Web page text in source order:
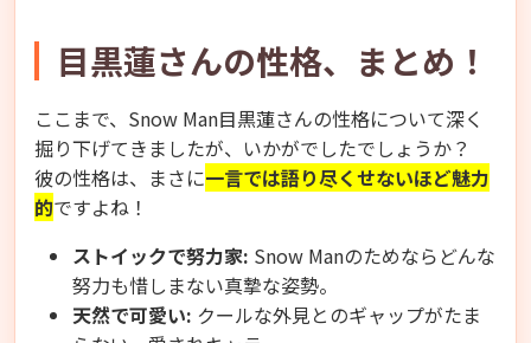
目黒蓮さんの性格、まとめ！
ここまで、Snow Man目黒蓮さんの性格について深く
掘り下げてきましたが、いかがでしたでしょうか？
彼の性格は、まさに一言では語り尽くせないほど魅力
的ですよね！
ストイックで努力家: Snow Manのためならどんな
努力も惜しまない真摯な姿勢。
天然で可愛い: クールな外見とのギャップがたま